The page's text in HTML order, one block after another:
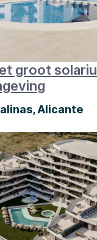
groot
Alicante